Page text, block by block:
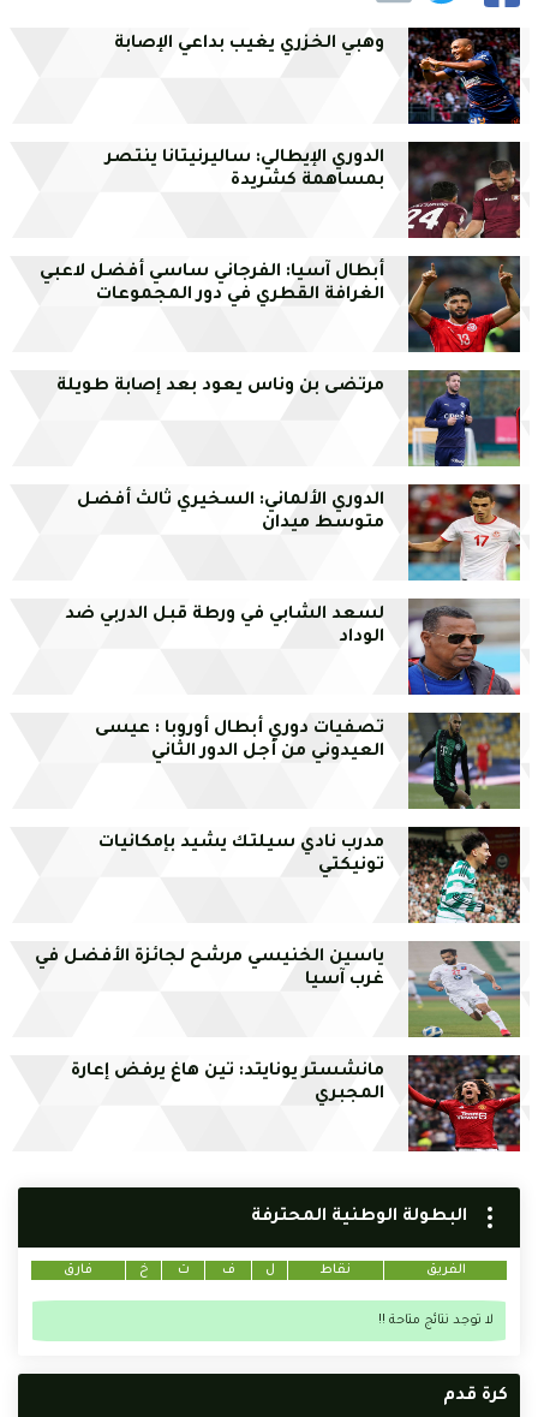
وهبي الخزري يغيب بداعي الإصابة
الدوري الإيطالي: ساليرنيتانا ينتصر
بمساهمة كشريدة
أبطال آسيا: الفرجاني ساسي أفضل لاعبي
الغرافة القطري في دور المجموعات
مرتضى بن وناس يعود بعد إصابة طويلة
الدوري الألماني: السخيري ثالث أفضل
متوسط ميدان
لسعد الشابي في ورطة قبل الدربي ضد
الوداد
تصفيات دوري أبطال أوروبا : عيسى
العيدوني من أجل الدور الثاني
مدرب نادي سيلتك يشيد بإمكانيات
تونيكتي
ياسين الخنيسي مرشح لجائزة الأفضل في
غرب آسيا
مانشستر يونايتد: تين هاغ يرفض إعارة
المجبري
البطولة الوطنية المحترفة
الفريق نقاط ل ف ت خ فارق
لا توجد نتائج متاحة !!
كرة قدم